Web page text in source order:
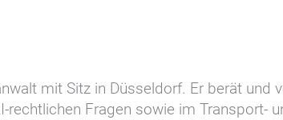
mit Sitz in Düsseldorf. Er berät und
Fragen sowie im Transport-